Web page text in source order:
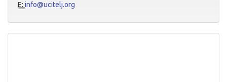
E: info@ucitelj.org